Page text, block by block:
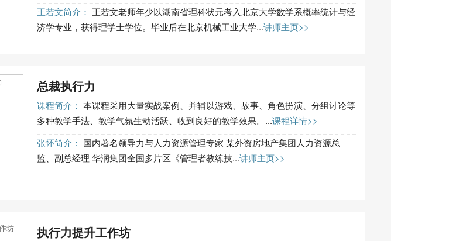
王若文简介： 王若文老师年少以湖南省理科状元考入北京大学数学系概率统计与经
济学专业，获得理学士学位。毕业后在北京机械工业大学...讲师主页>>
总裁执行力
课程简介： 本课程采用大量实战案例、并辅以游戏、故事、角色扮演、分组讨论等
多种教学手法、教学气氛生动活跃、收到良好的教学效果。...课程详情>>
张怀简介： 国内著名领导力与人力资源管理专家 某外资房地产集团人力资源总
监、副总经理 华润集团全国多片区《管理者教练技...讲师主页>>
执行力提升工作坊